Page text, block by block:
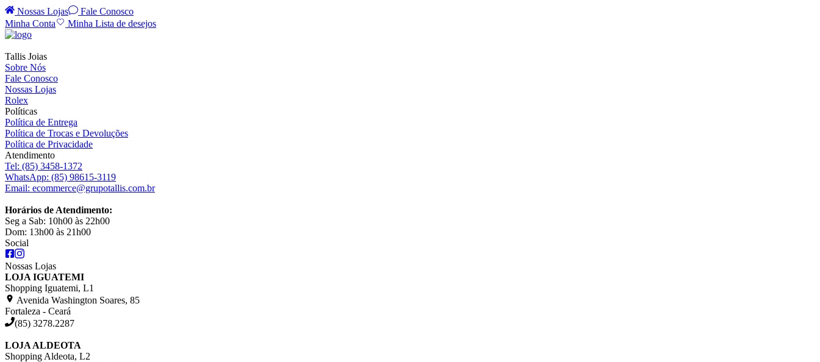
Nossas Lojas
Fale Conosco
Minha Conta
Minha Lista de desejos
Tallis Joias
Sobre Nós
Fale Conosco
Nossas Lojas
Rolex
Políticas
Política de Entrega
Política de Trocas e Devoluções
Política de Privacidade
Atendimento
Tel: (85) 3458-1372
WhatsApp: (85) 98615-3119
Email: ecommerce@grupotallis.com.br
Horários de Atendimento:
Seg a Sab: 10h00 às 22h00
Dom: 13h00 às 21h00
Social
Nossas Lojas
LOJA IGUATEMI
Shopping Iguatemi, L1
Avenida Washington Soares, 85
Fortaleza - Ceará
(85) 3278.2287
LOJA ALDEOTA
Shopping Aldeota, L2